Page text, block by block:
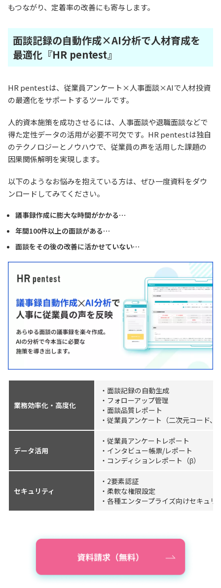
もつながり、定着率の改善にも寄与します。
面談記録の自動作成×AI分析で人材育成を
最適化『HR pentest』
HR pentestは、従業員アンケート×人事面談×AIで人材投資
の最適化をサポートするツールです。
人的資本施策を成功させるには、人事面談や退職面談などで
得た定性データの活用が必要不可欠です。HR pentestは独自
のテクノロジーとノウハウで、従業員の声を活用した課題の
因果関係解明を実現します。
以下のようなお悩みを抱えている方は、ぜひ一度資料をダウ
ンロードしてみてください。
議事録作成に膨大な時間がかかる…
年間100件以上の面談がある…
面談をその後の改善に活かせていない…
業務効率化・高度化
・面談記録の自動生成
・フォローアップ管理
・面談品質レポート
・従業員アンケート（二次元コード、
データ活用
・従業員アンケートレポート
・インタビュー帳票/レポート
・コンディションレポート（β）
セキュリティ
・2要素認証
・柔軟な権限設定
・各種エンタープライズ向けセキュリ